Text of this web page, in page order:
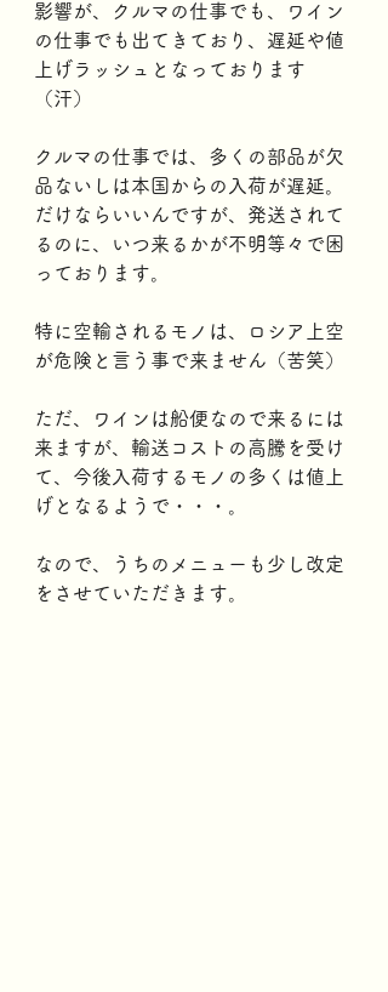
影響が、クルマの仕事でも、ワイン
の仕事でも出てきており、遅延や値
上げラッシュとなっております
（汗）
クルマの仕事では、多くの部品が欠
品ないしは本国からの入荷が遅延。
だけならいいんですが、発送されて
るのに、いつ来るかが不明等々で困
っております。
特に空輸されるモノは、ロシア上空
が危険と言う事で来ません（苦笑）
ただ、ワインは船便なので来るには
来ますが、輸送コストの高騰を受け
て、今後入荷するモノの多くは値上
げとなるようで・・・。
なので、うちのメニューも少し改定
をさせていただきます。